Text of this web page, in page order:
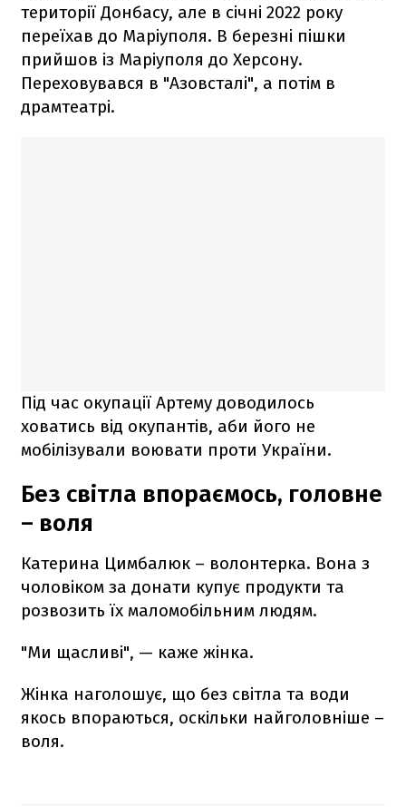
території Донбасу, але в січні 2022 року
переїхав до Маріуполя. В березні пішки
прийшов із Маріуполя до Херсону.
Переховувався в "Азовсталі", а потім в
драмтеатрі.
Під час окупації Артему доводилось
ховатись від окупантів, аби його не
мобілізували воювати проти України.
Без світла впораємось, головне
– воля
Катерина Цимбалюк – волонтерка. Вона з
чоловіком за донати купує продукти та
розвозить їх маломобільним людям.
"Ми щасливі", — каже жінка.
Жінка наголошує, що без світла та води
якось впораються, оскільки найголовніше –
воля.